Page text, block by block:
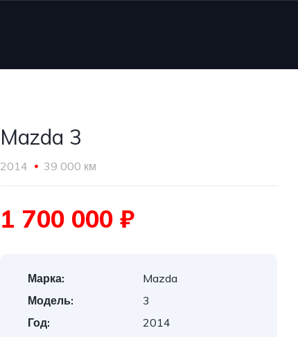
Mazda 3
2014 39 000 км
1 700 000 ₽
Марка:
Mazda
Модель:
3
Год:
2014